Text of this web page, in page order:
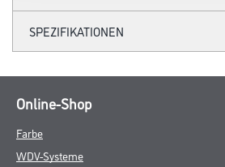
SPEZIFIKATIONEN
Online-Shop
Farbe
WDV-Systeme